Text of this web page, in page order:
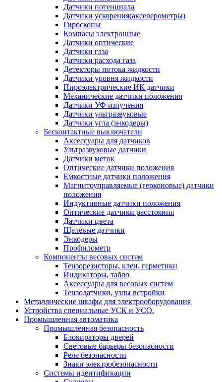
Датчики потенциала
Датчики ускорения(акселерометры)
Гироскопы
Компасы электронные
Датчики оптические
Датчики газа
Датчики расхода газа
Детекторы потока жидкости
Датчики уровня жидкости
Пироэлектрические ИК датчики
Механические датчики положения
Датчики УФ излучения
Датчики ультразвуковые
Датчики угла (энкодеры)
Бесконтактные выключатели
Аксессуары для датчиков
Ультразвуковые датчики
Датчики меток
Оптические датчики положения
Емкостные датчики положения
Магнитоуправляемые (герконовые) датчики
положения
Индуктивные датчики положения
Оптические датчики расстояния
Датчики цвета
Щелевые датчики
Энкодеры
Профилометр
Компоненты весовых систем
Тензорезисторы, клеи, герметики
Индикаторы, табло
Аксессуары для весовых систем
Тензодатчики, узлы встройки
Металлические шкафы для электрооборудования
Устройства специальные УСК и УСО.
Промышленная автоматика
Промышленная безопасность
Блокираторы дверей
Световые барьеры безопасности
Реле безопасности
Знаки электробезопасности
Системы идентификации